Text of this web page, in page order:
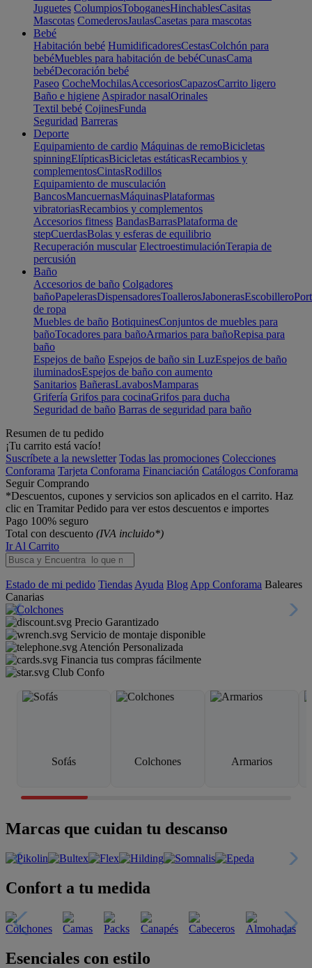
Juguetes ColumpiosToboganesHinchablesCasitas
Mascotas ComederosJaulasCasetas para mascotas
Bebé
Habitación bebé HumidificadoresCestasColchón para
bebéMuebles para habitación de bebéCunasCama
bebéDecoración bebé
Paseo CocheMochilasAccesoriosCapazosCarrito ligero
Baño e higiene Aspirador nasalOrinales
Textil bebé CojinesFunda
Seguridad Barreras
Deporte
Equipamiento de cardio Máquinas de remoBicicletas
spinningElípticasBicicletas estáticasRecambios y
complementosCintasRodillos
Equipamiento de musculación
BancosMancuernasMáquinasPlataformas
vibratoriasRecambios y complementos
Accesorios fitness BandasBarrasPlataforma de
stepCuerdasBolas y esferas de equilibrio
Recuperación muscular ElectroestimulaciónTerapia de
percusión
Baño
Accesorios de baño Colgadores
bañoPapelerasDispensadoresToallerosJabonerasEscobillero
de ropa
Muebles de baño BotiquinesConjuntos de muebles para
bañoTocadores para bañoArmarios para bañoRepisa para
baño
Espejos de baño Espejos de baño sin LuzEspejos de baño
iluminadosEspejos de baño con aumento
Sanitarios BañerasLavabosMamparas
Grifería Grifos para cocinaGrifos para ducha
Seguridad de baño Barras de seguridad para baño
Resumen de tu pedido
¡Tu carrito está vacío!
Suscríbete a la newsletter Todas las promociones Colecciones
Conforama Tarjeta Conforama Financiación Catálogos Conforama
Seguir Comprando
*Descuentos, cupones y servicios son aplicados en el carrito. Haz
clic en Tramitar Pedido para ver estos descuentos e importes
Pago 100% seguro
Total con descuento (IVA incluido*)
Ir Al Carrito
Estado de mi pedido Tiendas Ayuda Blog App Conforama Baleares
Canarias
Precio Garantizado
Servicio de montaje disponible
Atención Personalizada
Financia tus compras fácilmente
Club Confo
Sofás Colchones Armarios
Marcas que cuidan tu descanso
Confort a tu medida
Esenciales con estilo